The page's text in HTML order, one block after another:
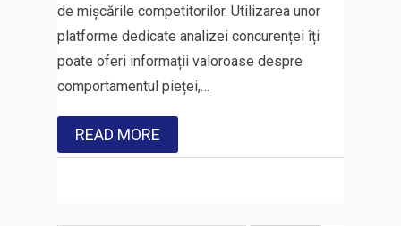
de mișcările competitorilor. Utilizarea unor
platforme dedicate analizei concurenței îți
poate oferi informații valoroase despre
comportamentul pieței,…
READ MORE